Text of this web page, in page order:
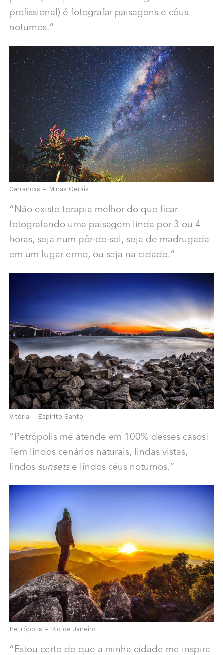
profissional) é fotografar paisagens e céus
noturnos.”
Carrancas – Minas Gerais
“Não existe terapia melhor do que ficar
fotografando uma paisagem linda por 3 ou 4
horas, seja num pôr-do-sol, seja de madrugada
em um lugar ermo, ou seja na cidade.”
Vitória – Espírito Santo
“Petrópolis me atende em 100% desses casos!
Tem lindos cenários naturais, lindas vistas,
lindos sunsets e lindos céus noturnos.”
Petrópolis – Rio de Janeiro
“Estou certo de que a minha cidade me inspira